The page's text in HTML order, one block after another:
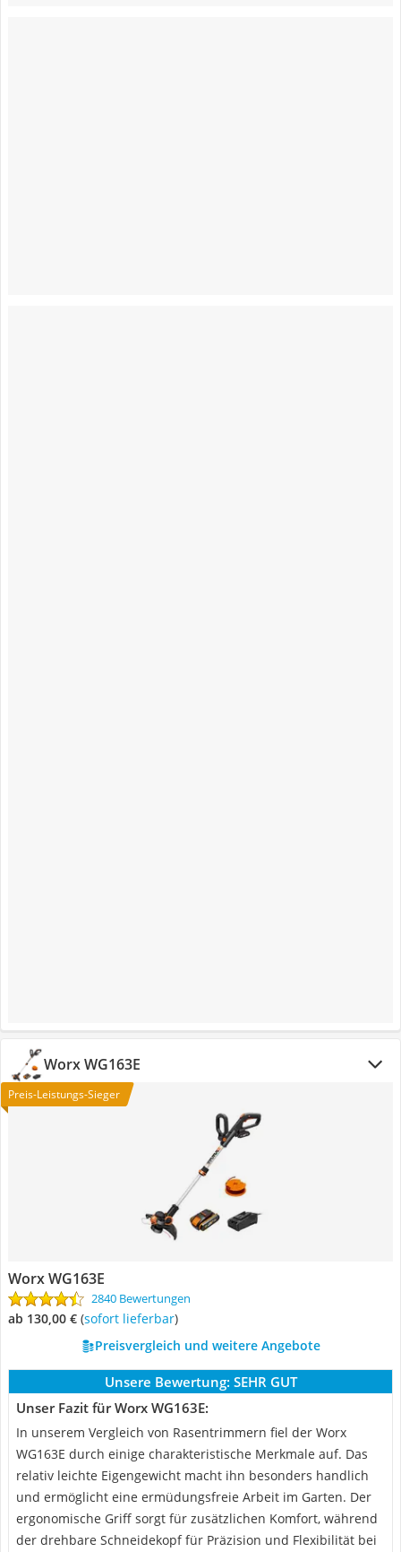
Worx WG163E
Preis-Leistungs-Sieger
Worx WG163E
2840 Bewertungen
ab 130,00 € ( Sofort lieferbar)
Preisvergleich und weitere Angebote
Unsere Bewertung: SEHR GUT
Unser Fazit für Worx WG163E:
In unserem Vergleich von Rasentrimmern fiel der Worx
WG163E durch einige charakteristische Merkmale auf. Das
relativ leichte Eigengewicht macht ihn besonders handlich
und ermöglicht eine ermüdungsfreie Arbeit im Garten. Der
ergonomische Griff sorgt für zusätzlichen Komfort, während
der drehbare Schneidekopf für Präzision und Flexibilität bei